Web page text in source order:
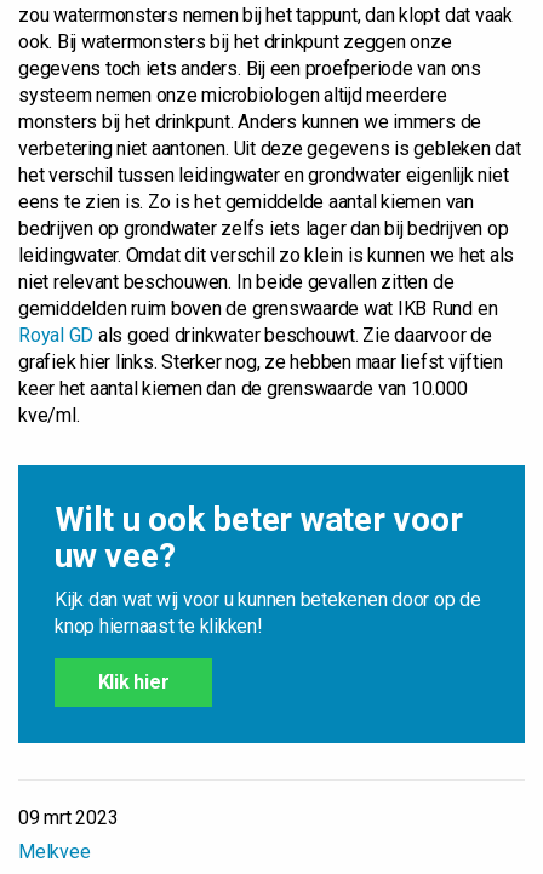
zou watermonsters nemen bij het tappunt, dan klopt dat vaak
ook. Bij watermonsters bij het drinkpunt zeggen onze
gegevens toch iets anders. Bij een proefperiode van ons
systeem nemen onze microbiologen altijd meerdere
monsters bij het drinkpunt. Anders kunnen we immers de
verbetering niet aantonen. Uit deze gegevens is gebleken dat
het verschil tussen leidingwater en grondwater eigenlijk niet
eens te zien is. Zo is het gemiddelde aantal kiemen van
bedrijven op grondwater zelfs iets lager dan bij bedrijven op
leidingwater. Omdat dit verschil zo klein is kunnen we het als
niet relevant beschouwen. In beide gevallen zitten de
gemiddelden ruim boven de grenswaarde wat IKB Rund en
Royal GD als goed drinkwater beschouwt. Zie daarvoor de
grafiek hier links. Sterker nog, ze hebben maar liefst vijftien
keer het aantal kiemen dan de grenswaarde van 10.000
kve/ml.
Wilt u ook beter water voor
uw vee?
Kijk dan wat wij voor u kunnen betekenen door op de
knop hiernaast te klikken!
Klik hier
09 mrt 2023
Melkvee